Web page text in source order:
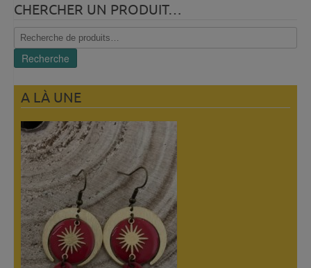
CHERCHER UN PRODUIT…
Recherche
pour :
Recherche
A LÀ UNE